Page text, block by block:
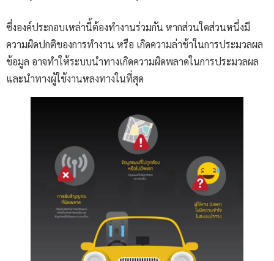
ซึ่งองค์ประกอบเหล่านี้ต้องทำงานร่วมกัน หากส่วนใดส่วนหนึ่งมี
ความผิดปกติของการทำงาน หรือ เกิดความล่าช้าในการประมวลผล
ข้อมูล อาจทำให้ระบบนำทางเกิดความผิดพลาดในการประมวลผล
และนำทางผู้ใช้งานหลงทางในที่สุด